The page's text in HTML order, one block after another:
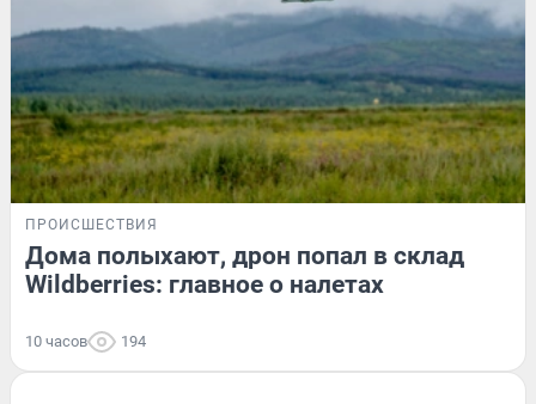
ПРОИСШЕСТВИЯ
Дома полыхают, дрон попал в склад
Wildberries: главное о налетах
10 часов 194